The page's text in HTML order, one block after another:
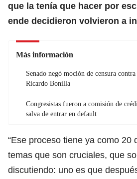
que la tenía que hacer por
ende decidieron volvieron a
Más información
Senado negó moción de censura
Ricardo Bonilla
Congresistas fueron a comisión de
salva de entrar en default
“Ese proceso tiene ya como 20
temas que son cruciales, que
discutiendo: uno es que